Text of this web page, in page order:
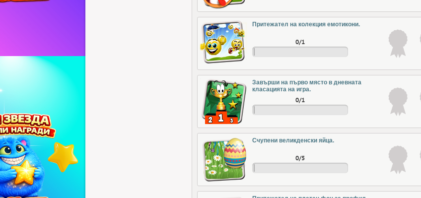
Притежател на колекция емотикони.
0/1
Завърши на първо място в дневната
класацията на игра.
0/1
Счупени великденски яйца.
0/5